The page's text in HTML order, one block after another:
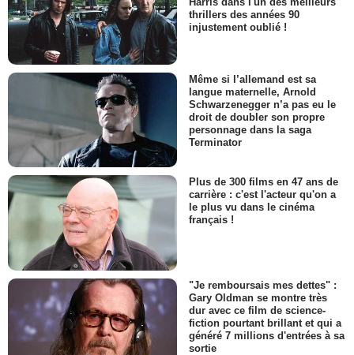
thrillers des années 90
injustement oublié !
Même si l’allemand est sa
langue maternelle, Arnold
Schwarzenegger n’a pas eu le
droit de doubler son propre
personnage dans la saga
Terminator
Plus de 300 films en 47 ans de
carrière : c'est l'acteur qu'on a
le plus vu dans le cinéma
français !
"Je remboursais mes dettes" :
Gary Oldman se montre très
dur avec ce film de science-
fiction pourtant brillant et qui a
généré 7 millions d'entrées à sa
sortie